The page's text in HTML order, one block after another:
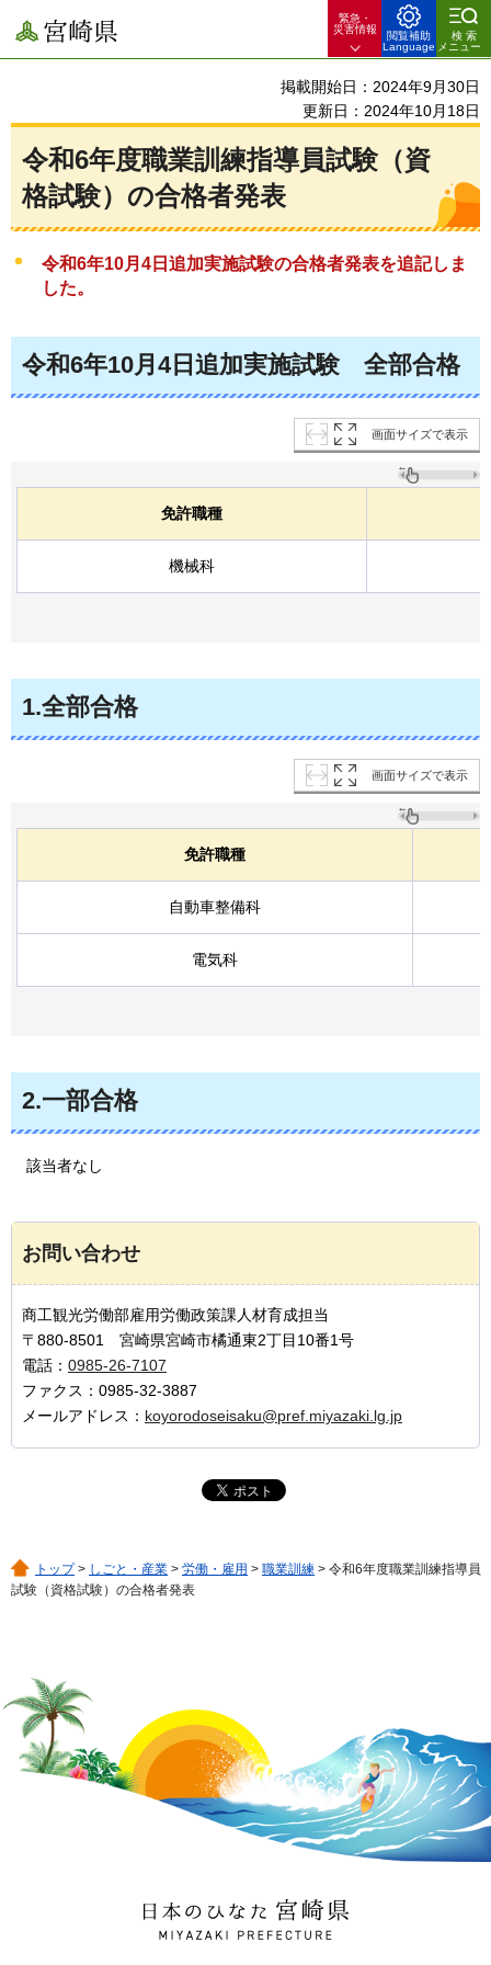
宮崎県
緊急・
災害情報
閲覧補助
Language
検索
メニュー
掲載開始日：2024年9月30日
更新日：2024年10月18日
令和6年度職業訓練指導員試験（資
格試験）の合格者発表
令和6年10月4日追加実施試験の合格者発表を追記しま
した。
令和6年10月4日追加実施試験 全部合格
画面サイズで表示
免許職種
機械科
1.全部合格
画面サイズで表示
免許職種
自動車整備科
電気科
2.一部合格
該当者なし
お問い合わせ
商工観光労働部雇用労働政策課人材育成担当
〒880-8501 宮崎県宮崎市橘通東2丁目10番1号
電話： 0985-26-7107
ファクス：0985-32-3887
メールアドレス： koyorodoseisaku@pref.miyazaki.lg.jp
トップ> しごと・産業 > 労働・雇用 > 職業訓練 > 令和6年度職業訓練指導員
試験（資格試験）の合格者発表
日本のひなた 宮崎県
MIYAZAKI PREFECTURE